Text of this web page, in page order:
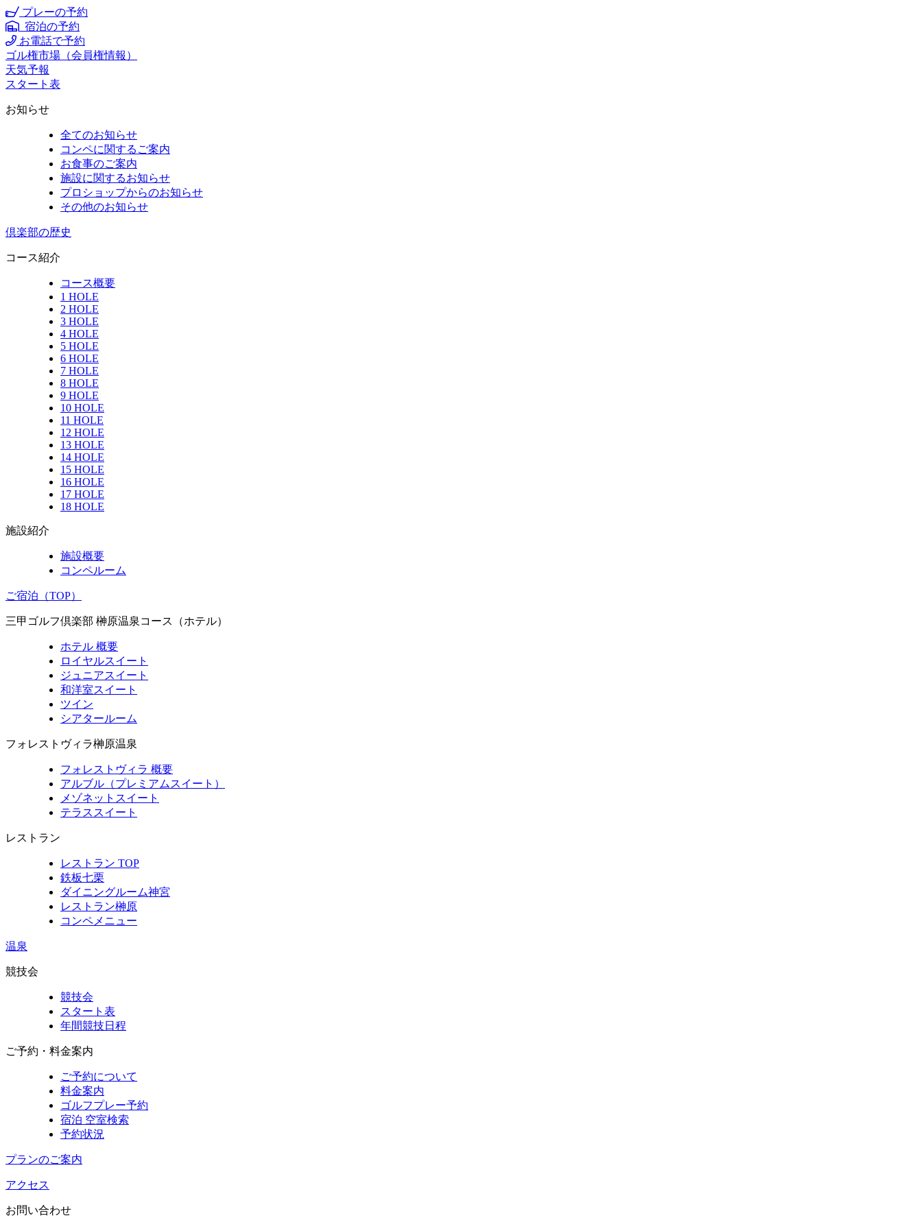
プレーの予約
宿泊の予約
お電話で予約
ゴル権市場（会員権情報）
天気予報
スタート表
お知らせ
全てのお知らせ
コンペに関するご案内
お食事のご案内
施設に関するお知らせ
プロショップからのお知らせ
その他のお知らせ
倶楽部の歴史
コース紹介
コース概要
1 HOLE
2 HOLE
3 HOLE
4 HOLE
5 HOLE
6 HOLE
7 HOLE
8 HOLE
9 HOLE
10 HOLE
11 HOLE
12 HOLE
13 HOLE
14 HOLE
15 HOLE
16 HOLE
17 HOLE
18 HOLE
施設紹介
施設概要
コンペルーム
ご宿泊（TOP）
三甲ゴルフ倶楽部 榊原温泉コース（ホテル）
ホテル 概要
ロイヤルスイート
ジュニアスイート
和洋室スイート
ツイン
シアタールーム
フォレストヴィラ榊原温泉
フォレストヴィラ 概要
アルブル（プレミアムスイート）
メゾネットスイート
テラススイート
レストラン
レストラン TOP
鉄板七栗
ダイニングルーム神宮
レストラン榊原
コンペメニュー
温泉
競技会
競技会
スタート表
年間競技日程
ご予約・料金案内
ご予約について
料金案内
ゴルフプレー予約
宿泊 空室検索
予約状況
プランのご案内
アクセス
お問い合わせ